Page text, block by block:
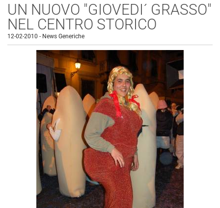
UN NUOVO "GIOVEDI´ GRASSO"
NEL CENTRO STORICO
12-02-2010 - News Generiche